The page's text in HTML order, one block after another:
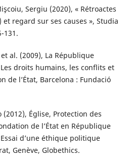
Sergiu (2020), « Rétroactes
regard sur ses causes », Studia
131.
al. (2009), La République
droits humains, les conflits et
de l’État, Barcelona : Fundació
Église, Protection des
de l’État en République
d’une éthique politique
Genève, Globethics.